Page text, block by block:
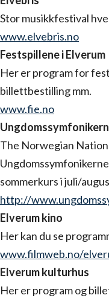
Stor musikkfestival
www.elvebris.no
Festspillene i Elverum
Her er program for
billettbestilling mm.
www.fie.no
The Norwegian
sommerkurs i juli/
http://
Elverum kino
Her kan du se
www.filmweb.no/
Elverum kulturhus
Her er program og